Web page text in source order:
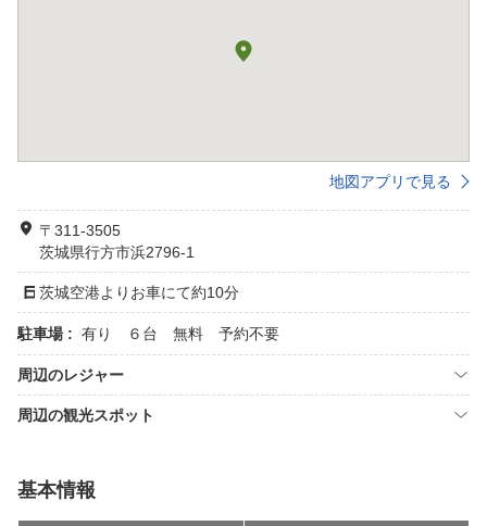
地図アプリで見る
〒311-3505
茨城県行方市浜2796-1
茨城空港よりお車にて約10分
駐車場 : 有り ６台 無料 予約不要
周辺のレジャー
周辺の観光スポット
基本情報